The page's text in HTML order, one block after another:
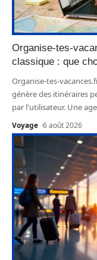
Organise-tes-
classique : que
Organise-tes-
génère des itinéraires
par l'utilisateur. Une
Voyage 6 août 2026